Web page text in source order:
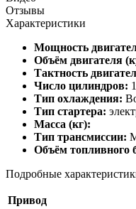
Отзывы
Характеристики
Мощность
Объём двигателя
Тактность
Число цилиндров: 1
Тип охлаждения:
Тип стартера:
Масса (кг):
Тип трансмиссии:
Объём топливного
Подробные
Привод